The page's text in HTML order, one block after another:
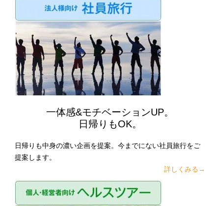
一体感&モチベーションUP。
日帰りもOK。
日帰りも中身の濃い企画を提案。今までにない社員旅行をご
提案します。
詳しくみる→